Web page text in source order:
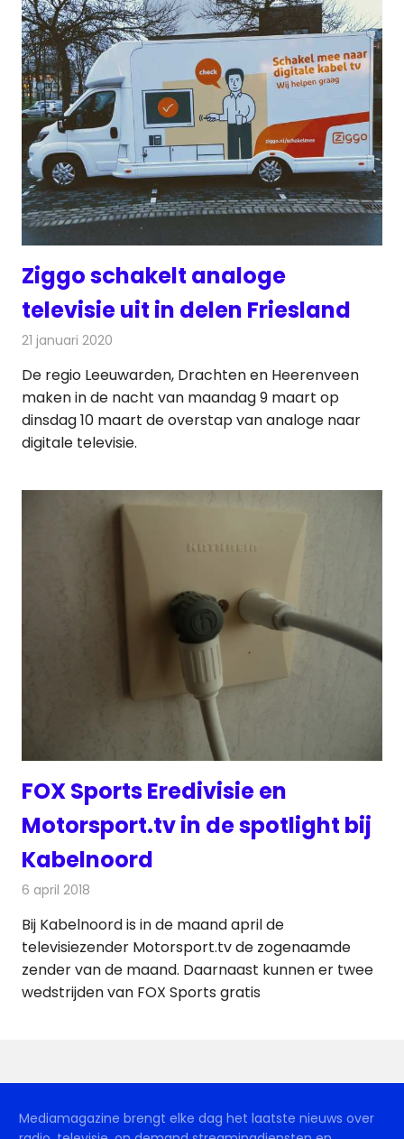
Ziggo schakelt analoge
televisie uit in delen Friesland
21 januari 2020
De regio Leeuwarden, Drachten en Heerenveen
maken in de nacht van maandag 9 maart op
dinsdag 10 maart de overstap van analoge naar
digitale televisie.
FOX Sports Eredivisie en
Motorsport.tv in de spotlight bij
Kabelnoord
6 april 2018
Bij Kabelnoord is in de maand april de
televisiezender Motorsport.tv de zogenaamde
zender van de maand. Daarnaast kunnen er twee
wedstrijden van FOX Sports gratis
Mediamagazine brengt elke dag het laatste nieuws over